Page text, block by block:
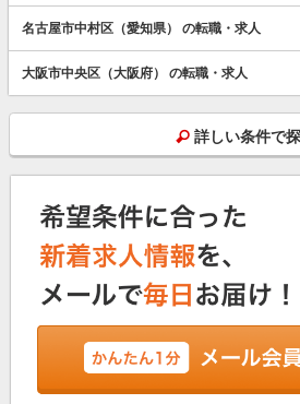
名古屋市中村区（愛知県） の転職・求人
大阪市中央区（大阪府） の転職・求人
詳しい条件で